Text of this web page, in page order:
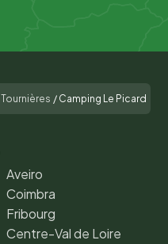
Tournières / Camping Le Picard
Aveiro
Coimbra
Fribourg
Centre-Val de Loire